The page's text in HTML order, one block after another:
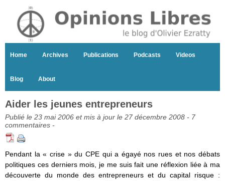
Home Archives Publications Podcasts Videos
Blog About
Aider les jeunes entrepreneurs
Publié le 23 mai 2006 et mis à jour le 27 décembre 2008 - 7
commentaires -
Pendant la « crise » du CPE qui a égayé nos rues et nos débats
politiques ces derniers mois, je me suis fait une réflexion liée à ma
découverte du monde des entrepreneurs et du capital risque :